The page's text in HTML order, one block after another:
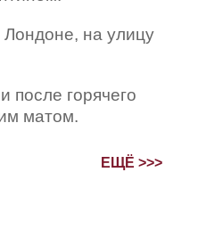
на улицу
после горячего
матом.
ЕЩЁ >>>